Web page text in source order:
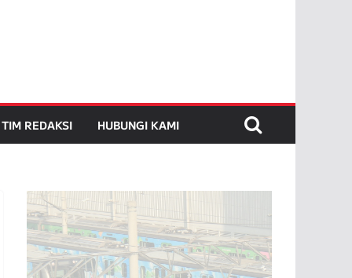
TIM REDAKSI HUBUNGI KAMI